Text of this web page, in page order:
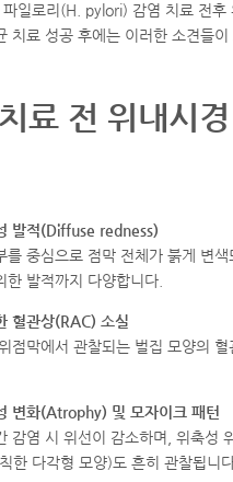
일로리(H. pylori) 감염 치료 전후
치료 성공 후에는 이러한 소견들
료 전 위내시
발적(Diffuse redness)
를 중심으로 점막 전체가 붉게 변
한 발적까지 다양합니다.
혈관상(RAC) 소실
점막에서 관찰되는 벌집 모양의
변화(Atrophy) 및 모자이크 패턴
감염 시 위선이 감소하며, 위축성
한 다각형 모양)도 흔히 관찰됩니